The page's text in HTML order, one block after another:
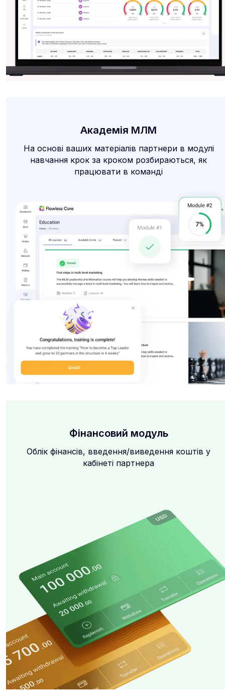
Академія МЛМ
На основі ваших матеріалів партнери в модулі
навчання крок за кроком розбираються, як
працювати в команді
Фінансовий модуль
Облік фінансів, введення/виведення коштів у
кабінеті партнера